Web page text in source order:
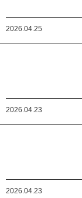
2026.04.25
2026.04.23
2026.04.23